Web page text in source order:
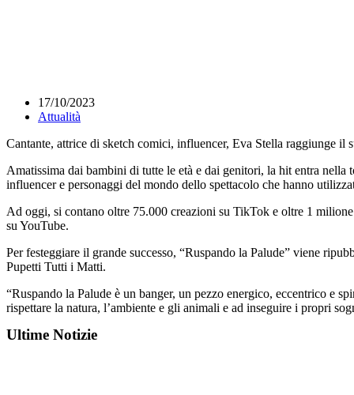
17/10/2023
Attualità
Cantante, attrice di sketch comici, influencer, Eva Stella raggiunge il
Amatissima dai bambini di tutte le età e dai genitori, la hit entra
influencer e personaggi del mondo dello spettacolo che hanno
Ad oggi, si contano oltre 75.000 creazioni su TikTok e oltre 1
su YouTube.
Per festeggiare il grande successo, “Ruspando la Palude” viene
Pupetti Tutti i Matti.
“Ruspando la Palude è un banger, un pezzo energico, eccentrico e
rispettare la natura, l’ambiente e gli animali e ad inseguire i propri
Ultime Notizie